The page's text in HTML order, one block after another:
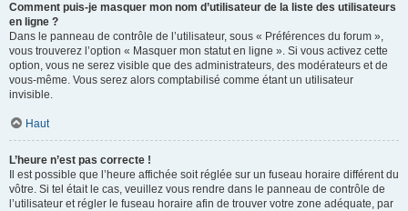
Comment puis-je masquer mon nom d’utilisateur de la liste des utilisateurs
en ligne ?
Dans le panneau de contrôle de l’utilisateur, sous « Préférences du forum »,
vous trouverez l’option « Masquer mon statut en ligne ». Si vous activez cette
option, vous ne serez visible que des administrateurs, des modérateurs et de
vous-même. Vous serez alors comptabilisé comme étant un utilisateur
invisible.
Haut
L’heure n’est pas correcte !
Il est possible que l’heure affichée soit réglée sur un fuseau horaire différent du
vôtre. Si tel était le cas, veuillez vous rendre dans le panneau de contrôle de
l’utilisateur et régler le fuseau horaire afin de trouver votre zone adéquate, par